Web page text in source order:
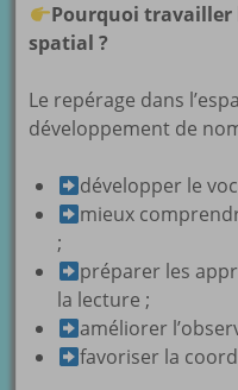
Pourquoi travailler
spatial ?
Le repérage dans
développement de
développer le
mieux
;
préparer les
la lecture ;
améliorer
favoriser la